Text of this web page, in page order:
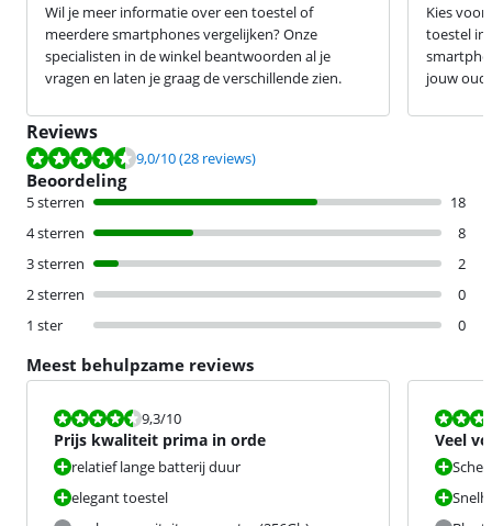
Wil je meer informatie over een toestel of
meerdere smartphones vergelijken? Onze
specialisten in de winkel beantwoorden al je
vragen en laten je graag de verschillende zien.
Kies
toestel in
jouw
Reviews
Beoordeling is 9,0 van de 10, gebaseerd op 28 reviews.
9,0/10(28 reviews)
Beoordeling
5 sterren
18
4 sterren
8
3 sterren
2
2 sterren
0
1 ster
0
Meest behulpzame reviews
Beoordeling is 9,3 van de 10.
9,3/10
Prijs kwaliteit prima in orde
relatief lange batterij duur
elegant toestel
Veel